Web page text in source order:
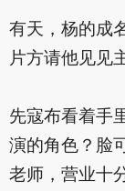
有天，杨的成
片方请他见见
先寇布看着手
演的角色？脸
老师，营业十